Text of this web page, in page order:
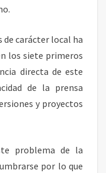
de carácter local ha
los siete primeros
directa de este
de la prensa
y proyectos
problema de la
por lo que